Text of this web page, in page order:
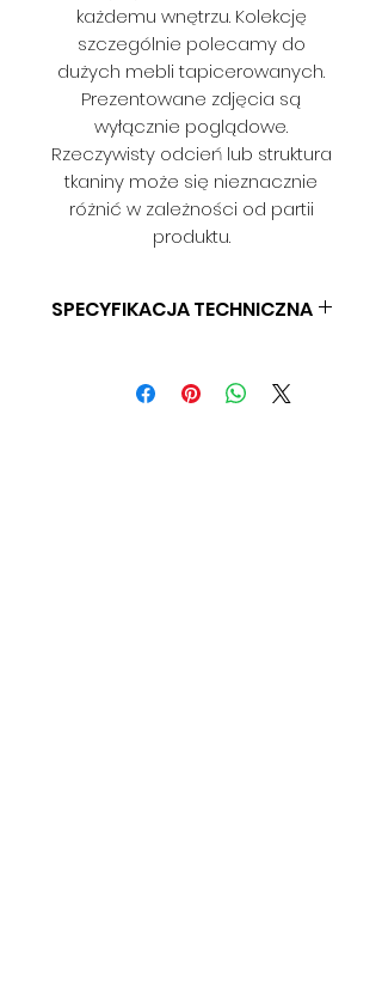
każdemu wnętrzu. Kolekcję
szczególnie polecamy do
dużych mebli tapicerowanych.
Prezentowane zdjęcia są
wyłącznie poglądowe.
Rzeczywisty odcień lub struktura
tkaniny może się nieznacznie
różnić w zależności od partii
produktu.
SPECYFIKACJA TECHNICZNA
GRAMATURA: BD
SZEROKOŚĆ: 140 CM